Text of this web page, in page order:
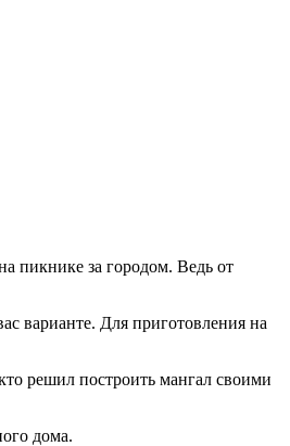
пикнике за городом. Ведь от
варианте. Для приготовления на
решил построить мангал своими
дома.